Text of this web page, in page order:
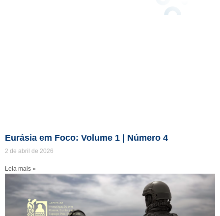
Eurásia em Foco: Volume 1 | Número 4
2 de abril de 2026
Leia mais »